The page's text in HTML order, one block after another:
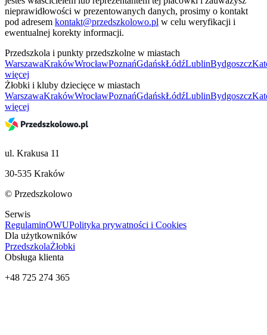
nieprawidłowości w prezentowanych danych, prosimy o kontakt
pod adresem kontakt@przedszkolowo.pl w celu weryfikacji i
ewentualnej korekty informacji.
Przedszkola i punkty przedszkolne w miastach
WarszawaKrakówWrocławPoznańGdańskŁódźLublinBydgoszcz
więcej
Żłobki i kluby dziecięce w miastach
WarszawaKrakówWrocławPoznańGdańskŁódźLublinBydgoszcz
więcej
ul. Krakusa 11
30-535 Kraków
© Przedszkolowo
Serwis
RegulaminOWUPolityka prywatności i Cookies
Dla użytkowników
PrzedszkolaŻłobki
Obsługa klienta
+48 725 274 365